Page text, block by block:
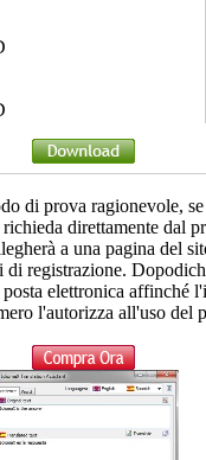
di prova ragionevole, se
direttamente dal
a una pagina del
di registrazione.
elettronica affinché
l'autorizza all'uso del